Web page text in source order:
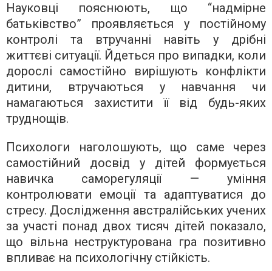
Науковці пояснюють, що “надмірне
батьківство” проявляється у постійному
контролі та втручанні навіть у дрібні
життєві ситуації. Йдеться про випадки, коли
дорослі самостійно вирішують конфлікти
дитини, втручаються у навчання чи
намагаються захистити її від будь-яких
труднощів.
Психологи наголошують, що саме через
самостійний досвід у дітей формується
навичка саморегуляції — уміння
контролювати емоції та адаптуватися до
стресу. Дослідження австралійських учених
за участі понад двох тисяч дітей показало,
що вільна неструктурована гра позитивно
впливає на психологічну стійкість.